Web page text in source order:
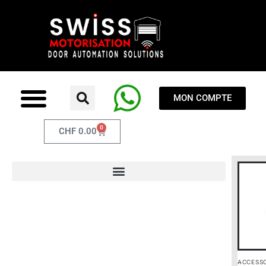
MON COMPTE
CHF0.00 0